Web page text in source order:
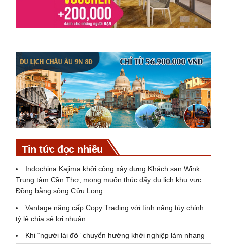
Tin tức đọc nhiều
Indochina Kajima khởi công xây dựng Khách sạn Wink
Trung tâm Cần Thơ, mong muốn thúc đẩy du lịch khu vực
Đồng bằng sông Cửu Long
Vantage nâng cấp Copy Trading với tính năng tùy chỉnh
tỷ lệ chia sẻ lợi nhuận
Khi “người lái đò” chuyển hướng khởi nghiệp làm nhang